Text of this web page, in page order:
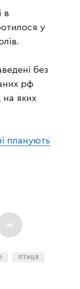
в
у
без
рф
на яких
планують
ПТИЦЯ